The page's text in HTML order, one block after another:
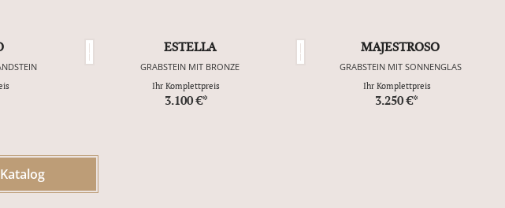
ESTELLA
GRABSTEIN MIT BRONZE
Ihr Komplettpreis
3.100 €*
MAJESTROSO
GRABSTEIN MIT SONNENGLAS
Ihr Komplettpreis
3.250 €*